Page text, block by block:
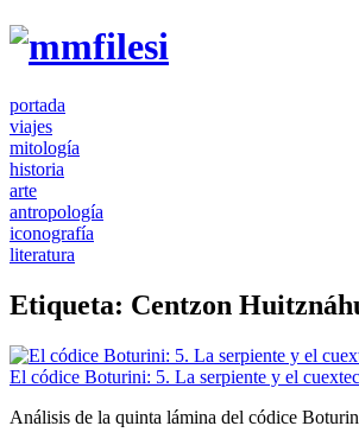
portada
viajes
mitología
historia
arte
antropología
iconografía
literatura
Etiqueta: Centzon
El códice Boturini: 5. La serpiente y el
Análisis de la quinta lámina del códice